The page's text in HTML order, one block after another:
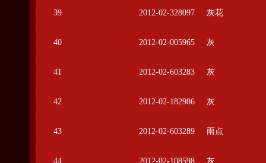
39 2012-02-328097 灰花
40 2012-02-005965 灰
41 2012-02-603283 灰
42 2012-02-182986 灰
43 2012-02-603289 雨点
44 2012-02-108598 灰